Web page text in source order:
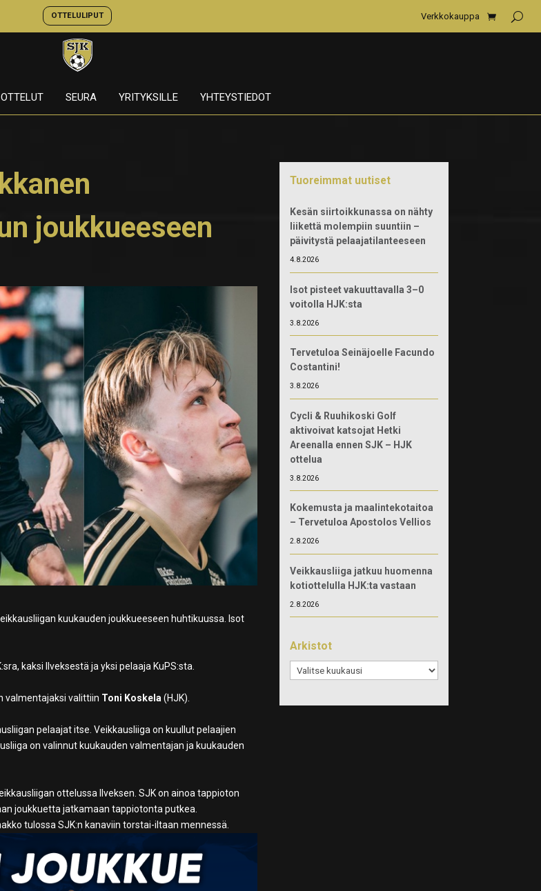
OTTELULIPUT Verkkokauppa
OTTELUT SEURA YRITYKSILLE YHTEYSTIEDOT
joukkueeseen
kuukauden joukkueeseen huhtikuussa. Isot
kaksi Ilveksestä ja yksi pelaaja KuPS:sta.
valmentajaksi valittiin Toni Koskela(HJK).
pelaajat itse. Veikkausliiga on kuullut pelaajien
on valinnut kuukauden valmentajan ja kuukauden
ottelussa Ilveksen. SJK on ainoa tappioton
joukkuetta jatkamaan tappiotonta putkea.
tulossa SJK:n kanaviin torstai-iltaan mennessä.
Tuoreimmat uutiset
Kesän siirtoikkunassa on nähty
liikettä molempiin suuntiin –
päivitystä pelaajatilanteeseen
4.8.2026
Isot pisteet vakuuttavalla 3–0
voitolla HJK:sta
3.8.2026
Tervetuloa Seinäjoelle Facundo
Costantini!
3.8.2026
Cycli & Ruuhikoski Golf
aktivoivat katsojat Hetki
Areenalla ennen SJK – HJK
ottelua
3.8.2026
Kokemusta ja maalintekotaitoa
– Tervetuloa Apostolos Vellios
2.8.2026
Veikkausliiga jatkuu huomenna
kotiottelulla HJK:ta vastaan
2.8.2026
Arkistot
Arkistot